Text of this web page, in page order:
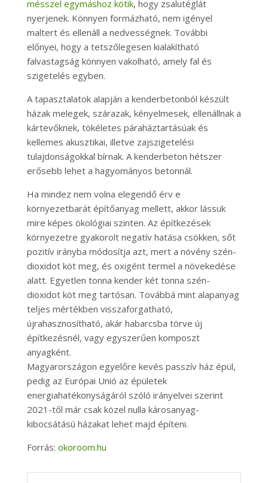
mésszel egymáshoz kötik, hogy zsalutéglát
nyerjenek. Könnyen formázható, nem igényel
maltert és ellenáll a nedvességnek. További
előnyei, hogy a tetszőlegesen kialakítható
falvastagság könnyen vakolható, amely fal és
szigetelés egyben.
A tapasztalatok alapján a kenderbetonból készült
házak melegek, szárazak, kényelmesek, ellenállnak a
kártevőknek, tökéletes páraháztartásúak és
kellemes akusztikai, illetve zajszigetelési
tulajdonságokkal bírnak. A kenderbeton hétszer
erősebb lehet a hagyományos betonnál.
Ha mindez nem volna elegendő érv e
környezetbarát építőanyag mellett, akkor lássuk
mire képes ökológiai szinten. Az építkezések
környezetre gyakorolt negatív hatása csökken, sőt
pozitív irányba módosítja azt, mert a növény szén-
dioxidot köt meg, és oxigént termel a növekedése
alatt. Egyetlen tonna kender két tonna szén-
dioxidot köt meg tartósan. Továbbá mint alapanyag
teljes mértékben visszaforgatható,
újrahasznosítható, akár habarcsba törve új
építkezésnél, vagy egyszerűen komposzt
anyagként.
Magyarországon egyelőre kevés passzív ház épül,
pedig az Európai Unió az épületek
energiahatékonyságáról szóló irányelvei szerint
2021-től már csak közel nulla károsanyag-
kibocsátású házakat lehet majd építeni.
Forrás: okoroom.hu